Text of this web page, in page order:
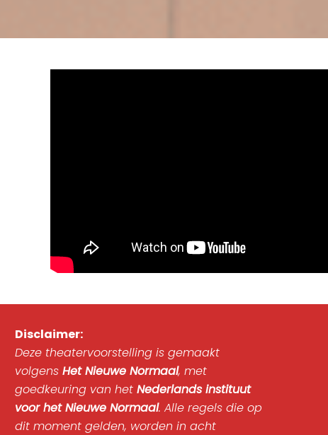
Disclaimer:
Deze theatervoorstelling is gemaakt
volgens Het Nieuwe Normaal, met
goedkeuring van het Nederlands instituut
voor het Nieuwe Normaal. Alle regels die op
dit moment gelden, worden in acht